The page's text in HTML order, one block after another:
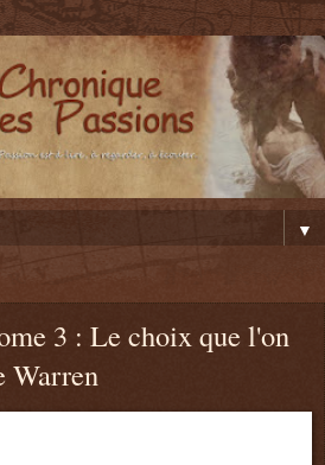
▼
3 : Le choix que l'on
Warren